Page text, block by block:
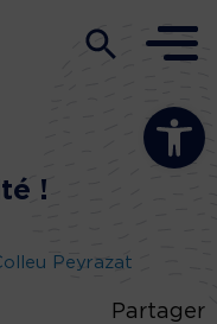
Ouvrir la
!
Peyrazat
Partager